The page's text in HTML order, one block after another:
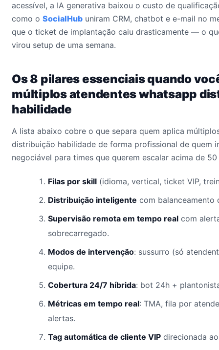
acessível, a IA generativa baixou o custo de
como o SocialHub uniram CRM, chatbot e e-mail no
que o ticket de implantação caiu drasticamente — o
virou setup de uma semana.
Os 8 pilares essenciais quando
múltiplos atendentes whatsapp
habilidade
A lista abaixo cobre o que separa quem aplica
distribuição habilidade de forma profissional de quem
negociável para times que querem escalar acima de
Filas por skill (idioma, vertical, ticket VIP,
Distribuição inteligente com balanceamento
Supervisão remota em tempo real com
sobrecarregado.
Modos de intervenção: sussurro (só
equipe.
Cobertura 24/7 híbrida: bot 24h +
Métricas em tempo real: TMA, fila por
alertas.
Tag automática de cliente VIP direcionada